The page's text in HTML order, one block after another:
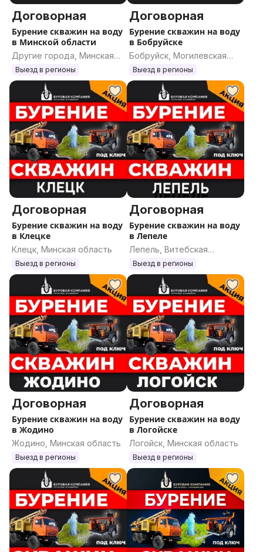
Договорная
Бурение скважин на воду
в Минской области
Другие города, Минская
область
Выезд в регионы
Договорная
Бурение скважин на воду
в Бобруйске
Бобруйск, Могилевская
область
Выезд в регионы
Договорная
Бурение скважин на воду
в Клецке
Клецк, Минская область
Выезд в регионы
Договорная
Бурение скважин на воду
в Лепеле
Лепель, Витебская
область
Выезд в регионы
Договорная
Бурение скважин на воду
в Жодино
Жодино, Минская область
Выезд в регионы
Договорная
Бурение скважин на воду
в Логойске
Логойск, Минская область
Выезд в регионы